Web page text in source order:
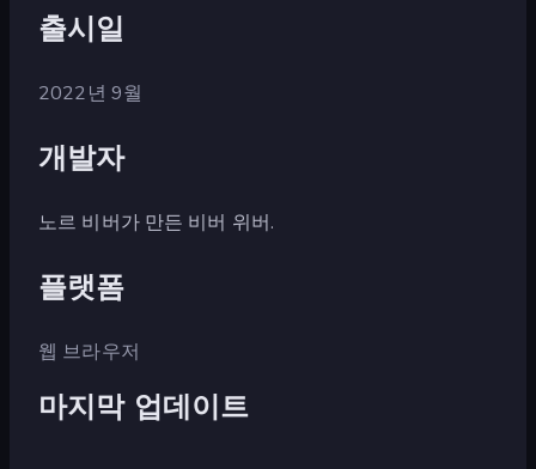
출시일
2022년 9월
개발자
노르 비버가 만든 비버 위버.
플랫폼
웹 브라우저
마지막 업데이트